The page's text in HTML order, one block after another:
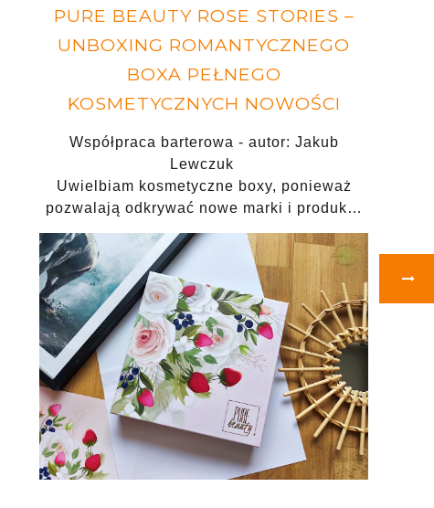
PURE BEAUTY ROSE STORIES –
UNBOXING ROMANTYCZNEGO
BOXA PEŁNEGO
KOSMETYCZNYCH NOWOŚCI
Współpraca barterowa - autor: Jakub
Lewczuk
Uwielbiam kosmetyczne boxy, ponieważ
pozwalają odkrywać nowe marki i produk…